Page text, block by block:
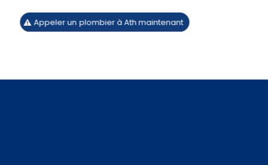
Appeler un plombier à Ath maintenant